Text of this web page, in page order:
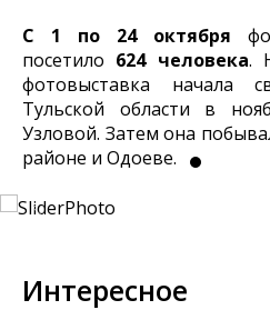
С 1 по 24 октября
посетило 624 человека.
фотовыставка начала
Тульской области в
Узловой. Затем она
районе и Одоеве.
Интересное